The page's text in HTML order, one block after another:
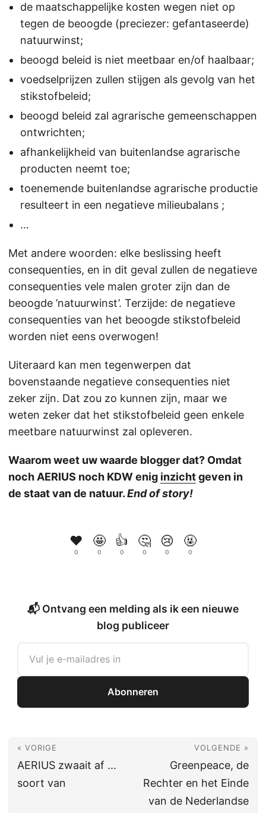
de maatschappelijke kosten wegen niet op
tegen de beoogde (preciezer: gefantaseerde)
natuurwinst;
beoogd beleid is niet meetbaar en/of haalbaar;
voedselprijzen zullen stijgen als gevolg van het
stikstofbeleid;
beoogd beleid zal agrarische gemeenschappen
ontwrichten;
afhankelijkheid van buitenlandse agrarische
producten neemt toe;
toenemende buitenlandse agrarische productie
resulteert in een negatieve milieubalans ;
…
Met andere woorden: elke beslissing heeft
consequenties, en in dit geval zullen de negatieve
consequenties vele malen groter zijn dan de
beoogde ’natuurwinst’. Terzijde: de negatieve
consequenties van het beoogde stikstofbeleid
worden niet eens overwogen!
Uiteraard kan men tegenwerpen dat
bovenstaande negatieve consequenties niet
zeker zijn. Dat zou zo kunnen zijn, maar we
weten zeker dat het stikstofbeleid geen enkele
meetbare natuurwinst zal opleveren.
Waarom weet uw waarde blogger dat? Omdat
noch AERIUS noch KDW enig inzichtgeven in
de staat van de natuur.End of story!
❤️
0
🤩
0
👍
0
🤔
0
😢
0
🤬
0
📬 Ontvang een melding als ik een nieuwe
blog publiceer
Abonneren
« VORIGE
AERIUS zwaait af ...
soort van
VOLGENDE »
Greenpeace, de
Rechter en het Einde
van de Nederlandse